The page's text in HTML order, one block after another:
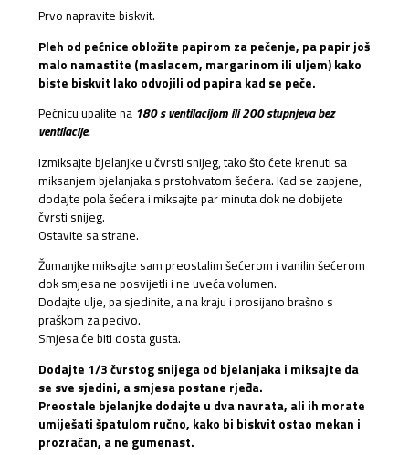
Prvo napravite biskvit.
Pleh od pećnice obložite papirom za pečenje, pa papir još
malo namastite (maslacem, margarinom ili uljem) kako
biste biskvit lako odvojili od papira kad se peče.
Pećnicu upalite na 180 s ventilacijom ili 200 stupnjeva bez
ventilacije.
Izmiksajte bjelanjke u čvrsti snijeg, tako što ćete krenuti sa
miksanjem bjelanjaka s prstohvatom šećera. Kad se zapjene,
dodajte pola šećera i miksajte par minuta dok ne dobijete
čvrsti snijeg.
Ostavite sa strane.
Žumanjke miksajte sam preostalim šećerom i vanilin šećerom
dok smjesa ne posvijetli i ne uveća volumen.
Dodajte ulje, pa sjedinite, a na kraju i prosijano brašno s
praškom za pecivo.
Smjesa će biti dosta gusta.
Dodajte 1/3 čvrstog snijega od bjelanjaka i miksajte da
se sve sjedini, a smjesa postane rjeđa.
Preostale bjelanjke dodajte u dva navrata, ali ih morate
umiješati špatulom ručno, kako bi biskvit ostao mekan i
prozračan, a ne gumenast.